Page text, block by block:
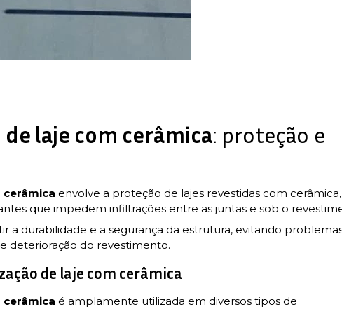
laje com cerâmica: proteção e
envolve a proteção de lajes revestidas com cerâmica,
que impedem infiltrações entre as juntas e sob o
a durabilidade e a segurança da estrutura, evitando
deterioração do revestimento.
de laje com cerâmica
é amplamente utilizada em diversos tipos de